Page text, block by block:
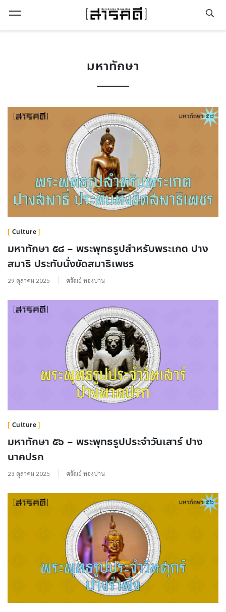
มหาทักษา
Culture
มหาทักษา ๕๘ – พระพุทธรูปสำหรับพระเกต ปาง
สมาธิ ประทับนั่งขัดสมาธิเพชร
29 ตุลาคม 2025 ศรัณย์ ทองปาน
Culture
มหาทักษา ๕๖ – พระพุทธรูปประจำวันเสาร์ ปาง
นาคปรก
23 ตุลาคม 2025 ศรัณย์ ทองปาน